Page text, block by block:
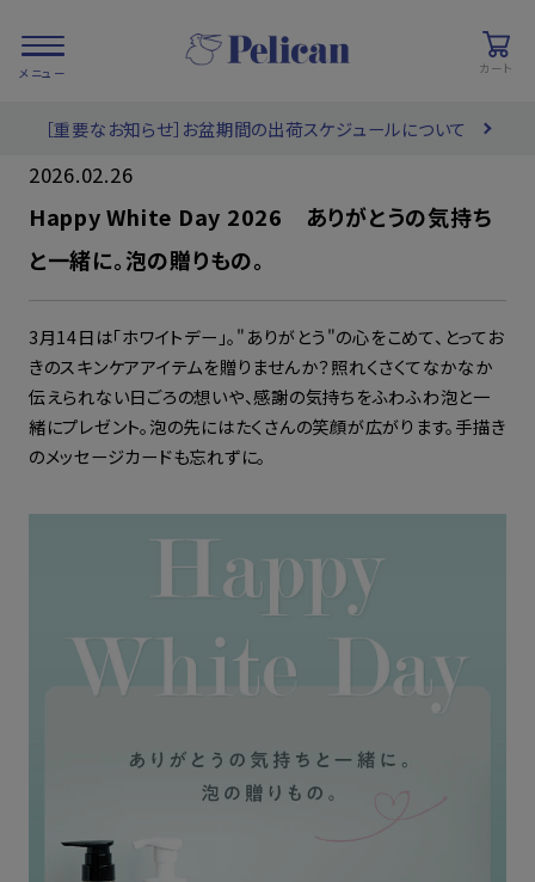
カート
PRODUCTS/ 商品を探す
COLLECTIONS/ ブランド一覧
お問い合わせ
ペリカン石鹸について
よくあるご質問
［重要なお知らせ］お盆期間の出荷スケジュールについて
2026.02.26
Happy White Day 2026 ありがとうの気持ち
と一緒に。泡の贈りもの。
3月14日は「ホワイトデー」。"ありがとう"の心をこめて、とってお
きのスキンケアアイテムを贈りませんか？照れくさくてなかなか
伝えられない日ごろの想いや、感謝の気持ちをふわふわ泡と一
緒にプレゼント。泡の先にはたくさんの笑顔が広がります。手描き
のメッセージカードも忘れずに。